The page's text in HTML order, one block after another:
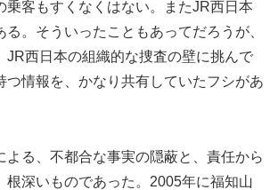
乗客もすくなくはない。またJR西日本
。そういったこともあってだろうが、
JR西日本の組織的な捜査の壁に挑んで
つ情報を、かなり共有していたフシがあ
よる、不都合な事実の隠蔽と、責任から
根深いものであった。2005年に福知山